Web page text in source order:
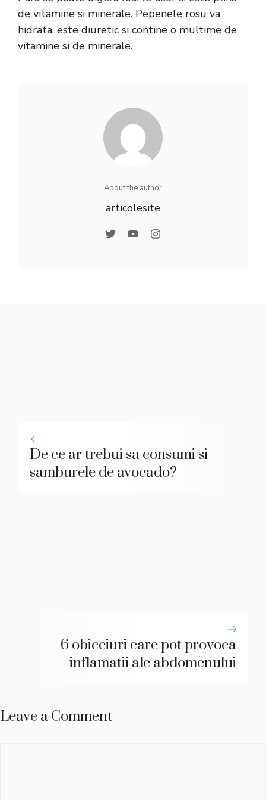
de vitamine si minerale. Pepenele rosu va
hidrata, este diuretic si contine o multime de
vitamine si de minerale.
About the author
articolesite
De ce ar trebui sa consumi si
samburele de avocado?
6 obiceiuri care pot provoca
inflamatii ale abdomenului
Leave a Comment